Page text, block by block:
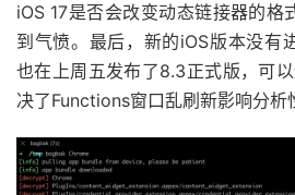
iOS 17是否会改变动态链接器的格
到气愤。最后，新的iOS版本没有
也在上周五发布了8.3正式版，可
决了Functions窗口乱刷新影响分析